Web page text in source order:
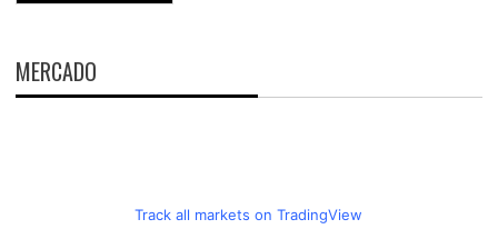
MERCADO
Track all markets on TradingView